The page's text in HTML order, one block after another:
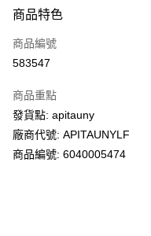
信用卡
AlipayHK
WeChat Pay
送貨方式
商品特色
商品編號
583547
商品重點
發貨點: apitauny
廠商代號: APITAUNYLF
商品編號: 6040005474